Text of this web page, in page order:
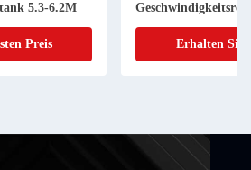
5.3-6.2M
Preis Erhalten Sie